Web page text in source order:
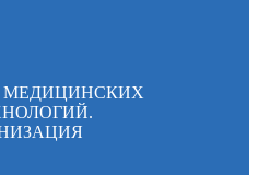
МЕДИЦИНСКИХ